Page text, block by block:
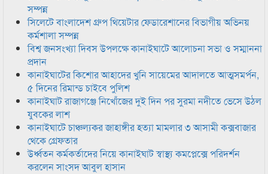
সম্পন্ন
সিলেটে বাংলাদেশ গ্রুপ থিয়েটার ফেডারেশানের বিভাগীয় অভিনয়
কর্মশালা সম্পন্ন
বিশ্ব জনসংখ্যা দিবস উপলক্ষে কানাইঘাটে আলোচনা সভা ও সম্মাননা
প্রদান
কানাইঘাটের কিশোর আহাদের খুনি সায়েমের আদালতে আত্মসমর্পন,
৫ দিনের রিমান্ড চাইবে পুলিশ
কানাইঘাট রাজাগঞ্জে নিখোঁজের দুই দিন পর সুরমা নদীতে ভেসে উঠল
যুবকের লাশ
কানাইঘাটে চাঞ্চল্যকর জাহাঙ্গীর হত্যা মামলার ৩ আসামী কক্সবাজার
থেকে গ্রেফতার
উর্ধ্বতন কর্মকর্তাদের নিয়ে কানাইঘাট স্বাস্থ্য কমপ্লেক্সে পরিদর্শন
করলেন সাংসদ আবুল হাসান